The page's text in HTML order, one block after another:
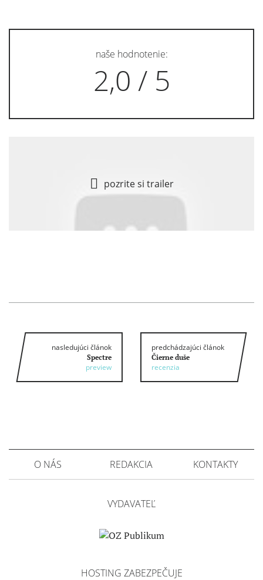
naše hodnotenie:
2,0 / 5
pozrite si trailer
nasledujúci článok
Spectre
preview
predchádzajúci článok
Čierne duše
recenzia
O NÁS REDAKCIA KONTAKTY
VYDAVATEĽ
HOSTING ZABEZPEČUJE